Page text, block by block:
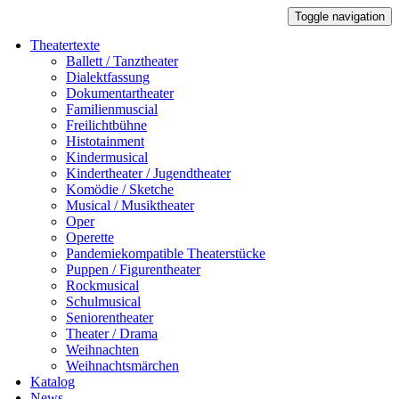
Toggle navigation
Theatertexte
Ballett / Tanztheater
Dialektfassung
Dokumentartheater
Familienmuscial
Freilichtbühne
Histotainment
Kindermusical
Kindertheater / Jugendtheater
Komödie / Sketche
Musical / Musiktheater
Oper
Operette
Pandemiekompatible Theaterstücke
Puppen / Figurentheater
Rockmusical
Schulmusical
Seniorentheater
Theater / Drama
Weihnachten
Weihnachtsmärchen
Katalog